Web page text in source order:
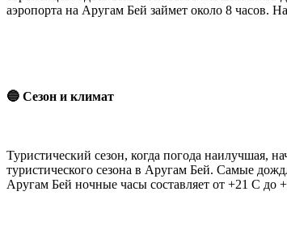
аэропорта на Аругам Бей займет около 8 часов.
🔵 Сезон и климат
Туристический сезон, когда погода наилучшая,
туристического сезона в Аругам Бей. Самые
Аругам Бей ночные часы составляет от +21 С